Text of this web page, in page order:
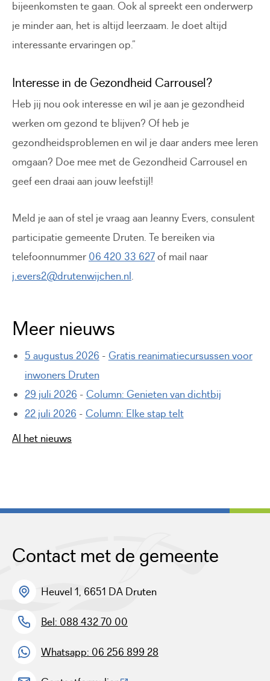
bijeenkomsten te gaan. Ook al spreekt een onderwerp
je minder aan, het is altijd leerzaam. Je doet altijd
interessante ervaringen op.”
Interesse in de Gezondheid Carrousel?
Heb jij nou ook interesse en wil je aan je gezondheid
werken om gezond te blijven? Of heb je
gezondheidsproblemen en wil je daar anders mee leren
omgaan? Doe mee met de Gezondheid Carrousel en
geef een draai aan jouw leefstijl!
Meld je aan of stel je vraag aan Jeanny Evers, consulent
participatie gemeente Druten. Te bereiken via
telefoonnummer 06 420 33 627of mail naar
j.evers2@drutenwijchen.nl.
Meer nieuws
5 augustus 2026 - Gratis reanimatiecursussen voor
inwoners Druten
29 juli 2026 - Column: Genieten van dichtbij
22 juli 2026 - Column: Elke stap telt
Al het nieuws
Contact met de gemeente
Heuvel 1, 6651 DA Druten
Bel: 088 432 70 00
Whatsapp: 06 256 899 28